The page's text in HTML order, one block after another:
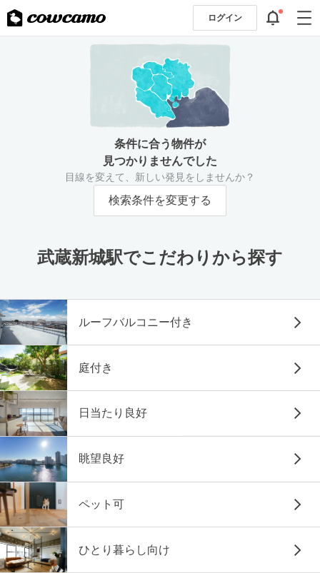
ログイン
条件に合う物件が
見つかりませんでした
目線を変えて、新しい発見をしませんか？
検索条件を変更する
武蔵新城駅でこだわりから探す
ルーフバルコニー付き
庭付き
日当たり良好
眺望良好
ペット可
ひとり暮らし向け